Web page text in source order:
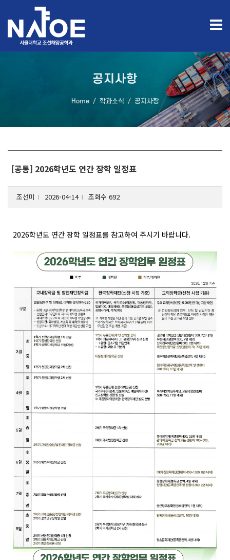
공지사항
Home 학과소식 공지사항
[공통] 2026학년도 연간 장학 일정표
조선미 2026-04-14 조회수 692
2026학년도 연간 장학 일정표를 참고하여 주시기 바랍니다.